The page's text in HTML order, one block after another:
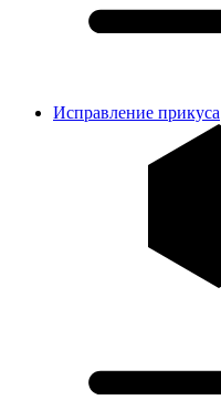
Исправление прикуса